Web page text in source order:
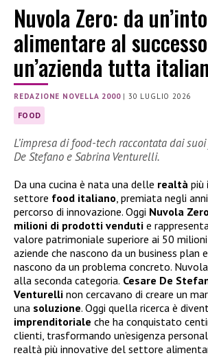
Nuvola Zero: da
alimentare al
un’azienda tutta
REDAZIONE NOVELLA 2000|30 LUGLIO 2026
FOOD
L’impresa di food-tech raccontata dai
De Stefano e Sabrina Venturelli.
Da una cucina è nata una delle realtà più
settore food italiano, premiata negli
percorso di innovazione. Oggi Nuvola Zero
milioni di prodotti venduti e
valore patrimoniale superiore ai 50 milioni
aziende che nascono da un business plan
nascono da un problema concreto.
alla seconda categoria. Cesare De
Venturelli non cercavano di creare un
una soluzione. Oggi quella ricerca è
imprenditoriale che ha conquistato
clienti, trasformando un’esigenza
realtà più innovative del settore